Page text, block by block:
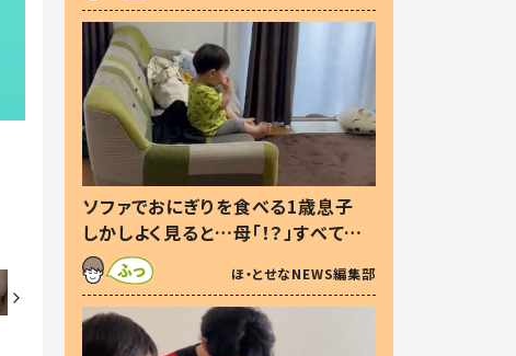
ソファでおにぎりを食べる1歳息子
しかしよく見ると…母「！？」すべてを
察した母の投稿に「可愛いから許
す！」「現行犯〜」
ほ・とせなNEWS編集部